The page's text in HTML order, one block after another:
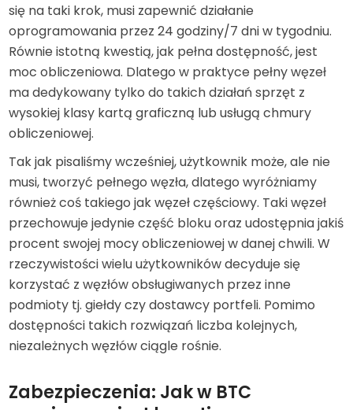
się na taki krok, musi zapewnić działanie
oprogramowania przez 24 godziny/7 dni w tygodniu.
Równie istotną kwestią, jak pełna dostępność, jest
moc obliczeniowa. Dlatego w praktyce pełny węzeł
ma dedykowany tylko do takich działań sprzęt z
wysokiej klasy kartą graficzną lub usługą chmury
obliczeniowej.
Tak jak pisaliśmy wcześniej, użytkownik może, ale nie
musi, tworzyć pełnego węzła, dlatego wyróżniamy
również coś takiego jak węzeł częściowy. Taki węzeł
przechowuje jedynie część bloku oraz udostępnia jakiś
procent swojej mocy obliczeniowej w danej chwili. W
rzeczywistości wielu użytkowników decyduje się
korzystać z węzłów obsługiwanych przez inne
podmioty tj. giełdy czy dostawcy portfeli. Pomimo
dostępności takich rozwiązań liczba kolejnych,
niezależnych węzłów ciągle rośnie.
Zabezpieczenia: Jak w BTC